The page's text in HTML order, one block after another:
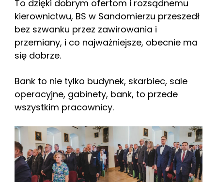
To dzięki dobrym ofertom i rozsądnemu
kierownictwu, BS w Sandomierzu przeszedł
bez szwanku przez zawirowania i
przemiany, i co najważniejsze, obecnie ma
się dobrze.
Bank to nie tylko budynek, skarbiec, sale
operacyjne, gabinety, bank, to przede
wszystkim pracownicy.